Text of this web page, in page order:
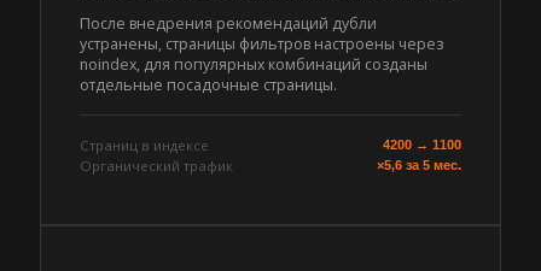
После внедрения рекомендаций дубли
устранены, страницы фильтров настроены через
noindex, для популярных комбинаций созданы
отдельные посадочные страницы.
Страниц в индексе 4200 → 1100
Органический трафик ×5,6 за 5 мес.